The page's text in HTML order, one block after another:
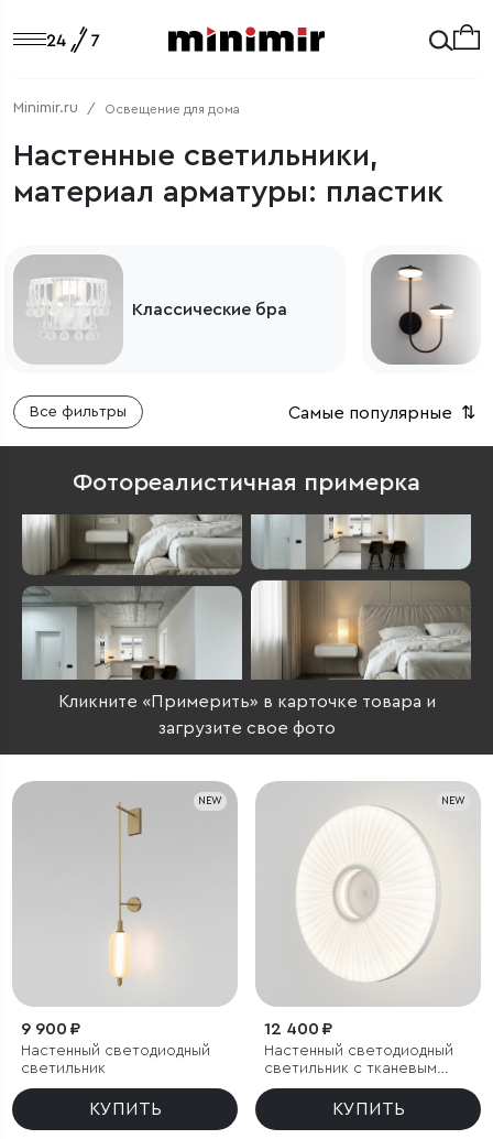
Minimir.ru Освещение для дома
Настенные светильники,
материал арматуры: пластик
светильники
Все фильтры Самые популярные ⇅
Фотореалистичная примерка
Кликните «Примерить» в карточке товара и
загрузите свое фото
NEW
9 900 ₽
Настенный светодиодный
светильник
КУПИТЬ
NEW
12 400 ₽
Настенный светодиодный
светильник с тканевым
рассеивателем
КУПИТЬ